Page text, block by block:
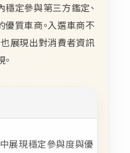
定參與第三方鑑定、
質車商。入選車商不
展現出對消費者資訊
展現穩定參與度與優